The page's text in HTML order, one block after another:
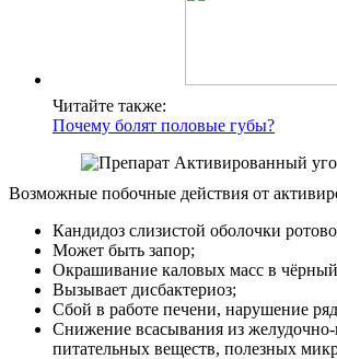
Читайте также:
Почему болят половые губы?
Возможные побочные действия от
Кандидоз слизистой оболочки
Может быть запор;
Окрашивание каловых масс в
Вызывает дисбактериоз;
Сбой в работе печени, нарушение
Снижение всасывания из желудочно-
питательных веществ, полезных